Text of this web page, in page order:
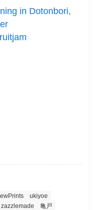
in Dotonbori,
ukiyoe
zazzlemade
亀戸